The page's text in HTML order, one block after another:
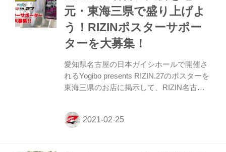
定。 お送りするポスター Yogibo presents
RIZIN.33 大会ポスター ×2枚 ※お送りする
ポスターは12月20日（日）時点のポスター
です。 ※バンタム級グランプリのポスタ...
元・東海三県で盛り上げよ
う！RIZINポスターサポー
ターを大募集！
愛知県名古屋の日本ガイシホールで開催さ
れるYogibo presents RIZIN.27のポスターを
東海三県のお店に掲示して、RIZIN名古屋
重県の東海三県内の方で、ジム・道場・会
社・お店など、たくさんの方の目に付く場